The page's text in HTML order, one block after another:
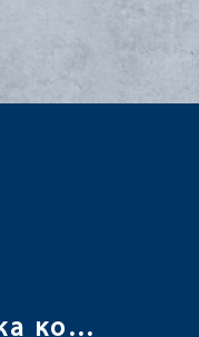
Политика конфиденциальности